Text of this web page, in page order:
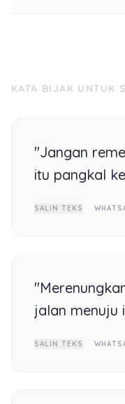
KATA BIJAK UNTUK
"Jangan
itu pangkal
SALIN TEKS
jalan menuju
SALIN TEKS